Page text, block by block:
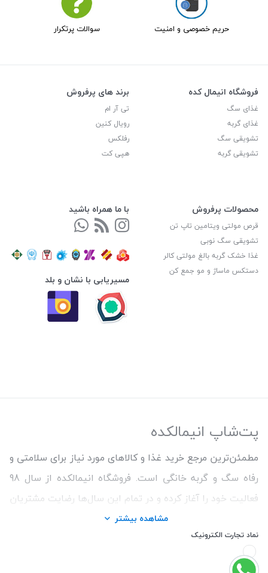
حریم خصوصی و امنیت سوالات پرتکرار
فروشگاه انیمال کده
غذای سگ
غذای گربه
تشویقی سگ
تشویقی گربه
برند های پرفروش
تی آر ام
رویال کنین
رفلکس
هپی کت
محصولات پرفروش
قرص مولتی ویتامین تاپ تن
تشویقی سگ نوبی
غذا خشک گربه بالغ مولتی کالر
دستکس ماساژ و مو جمع کن
با ما همراه باشید
مسیریابی با نشان و بلد
پت‌شاپ انیمالکده
مطمئن‌ترین مرجع خرید غذا و کالاهای مورد نیاز برای سلامتی و
رفاه سگ و گربه خانگی است. فروشگاه انیمالکده از سال 98
فعالیت خود را آغاز کرده و در تمام این سال‌ها رضایت مشتریان
و ارائه محصولات اورجینال و با کیفیت برای حفظ سلامتی
حیوانات را اولویت کار خود قرار داده است. ما همواره سعی
کردیم با تنوع بالای محصولات و اطمینان از اصالت کالاها و
مشاهده بیشتر
نماد تجارت الکترونیک